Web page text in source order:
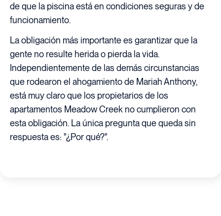
de que la piscina está en condiciones seguras y de
funcionamiento.
La obligación más importante es garantizar que la
gente no resulte herida o pierda la vida.
Independientemente de las demás circunstancias
que rodearon el ahogamiento de Mariah Anthony,
está muy claro que los propietarios de los
apartamentos Meadow Creek no cumplieron con
esta obligación. La única pregunta que queda sin
respuesta es: "¿Por qué?".